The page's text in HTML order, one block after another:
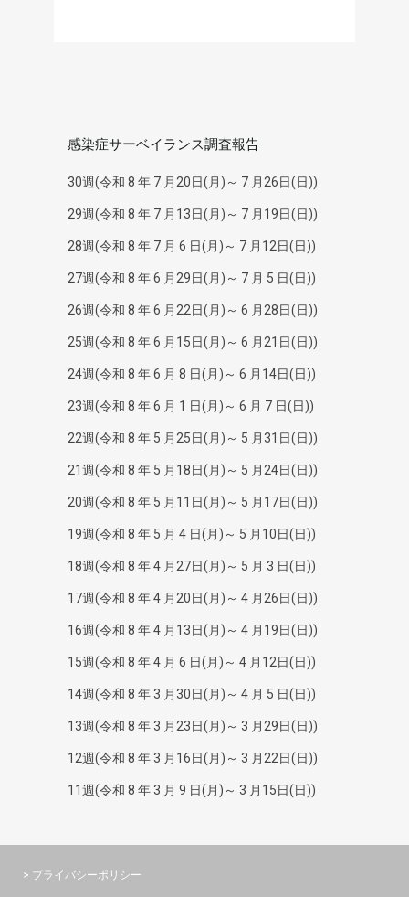
感染症サーベイランス調査報告
30週(令和 8 年 7 月20日(月)～ 7 月26日(日))
29週(令和 8 年 7 月13日(月)～ 7 月19日(日))
28週(令和 8 年 7 月 6 日(月)～ 7 月12日(日))
27週(令和 8 年 6 月29日(月)～ 7 月 5 日(日))
26週(令和 8 年 6 月22日(月)～ 6 月28日(日))
25週(令和 8 年 6 月15日(月)～ 6 月21日(日))
24週(令和 8 年 6 月 8 日(月)～ 6 月14日(日))
23週(令和 8 年 6 月 1 日(月)～ 6 月 7 日(日))
22週(令和 8 年 5 月25日(月)～ 5 月31日(日))
21週(令和 8 年 5 月18日(月)～ 5 月24日(日))
20週(令和 8 年 5 月11日(月)～ 5 月17日(日))
19週(令和 8 年 5 月 4 日(月)～ 5 月10日(日))
18週(令和 8 年 4 月27日(月)～ 5 月 3 日(日))
17週(令和 8 年 4 月20日(月)～ 4 月26日(日))
16週(令和 8 年 4 月13日(月)～ 4 月19日(日))
15週(令和 8 年 4 月 6 日(月)～ 4 月12日(日))
14週(令和 8 年 3 月30日(月)～ 4 月 5 日(日))
13週(令和 8 年 3 月23日(月)～ 3 月29日(日))
12週(令和 8 年 3 月16日(月)～ 3 月22日(日))
11週(令和 8 年 3 月 9 日(月)～ 3 月15日(日))
> プライバシーポリシー